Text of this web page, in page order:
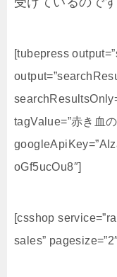
[tubepress
tagValue=”赤き血
oGf5ucOu8″]
[csshop
sales”